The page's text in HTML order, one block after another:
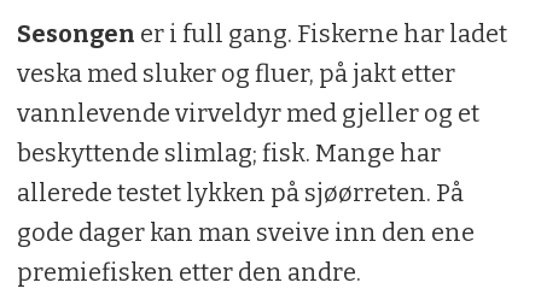
Sesongen er i full gang. Fiskerne har ladet
veska med sluker og fluer, på jakt etter
vannlevende virveldyr med gjeller og et
beskyttende slimlag; fisk. Mange har
allerede testet lykken på sjøørreten. På
gode dager kan man sveive inn den ene
premiefisken etter den andre.